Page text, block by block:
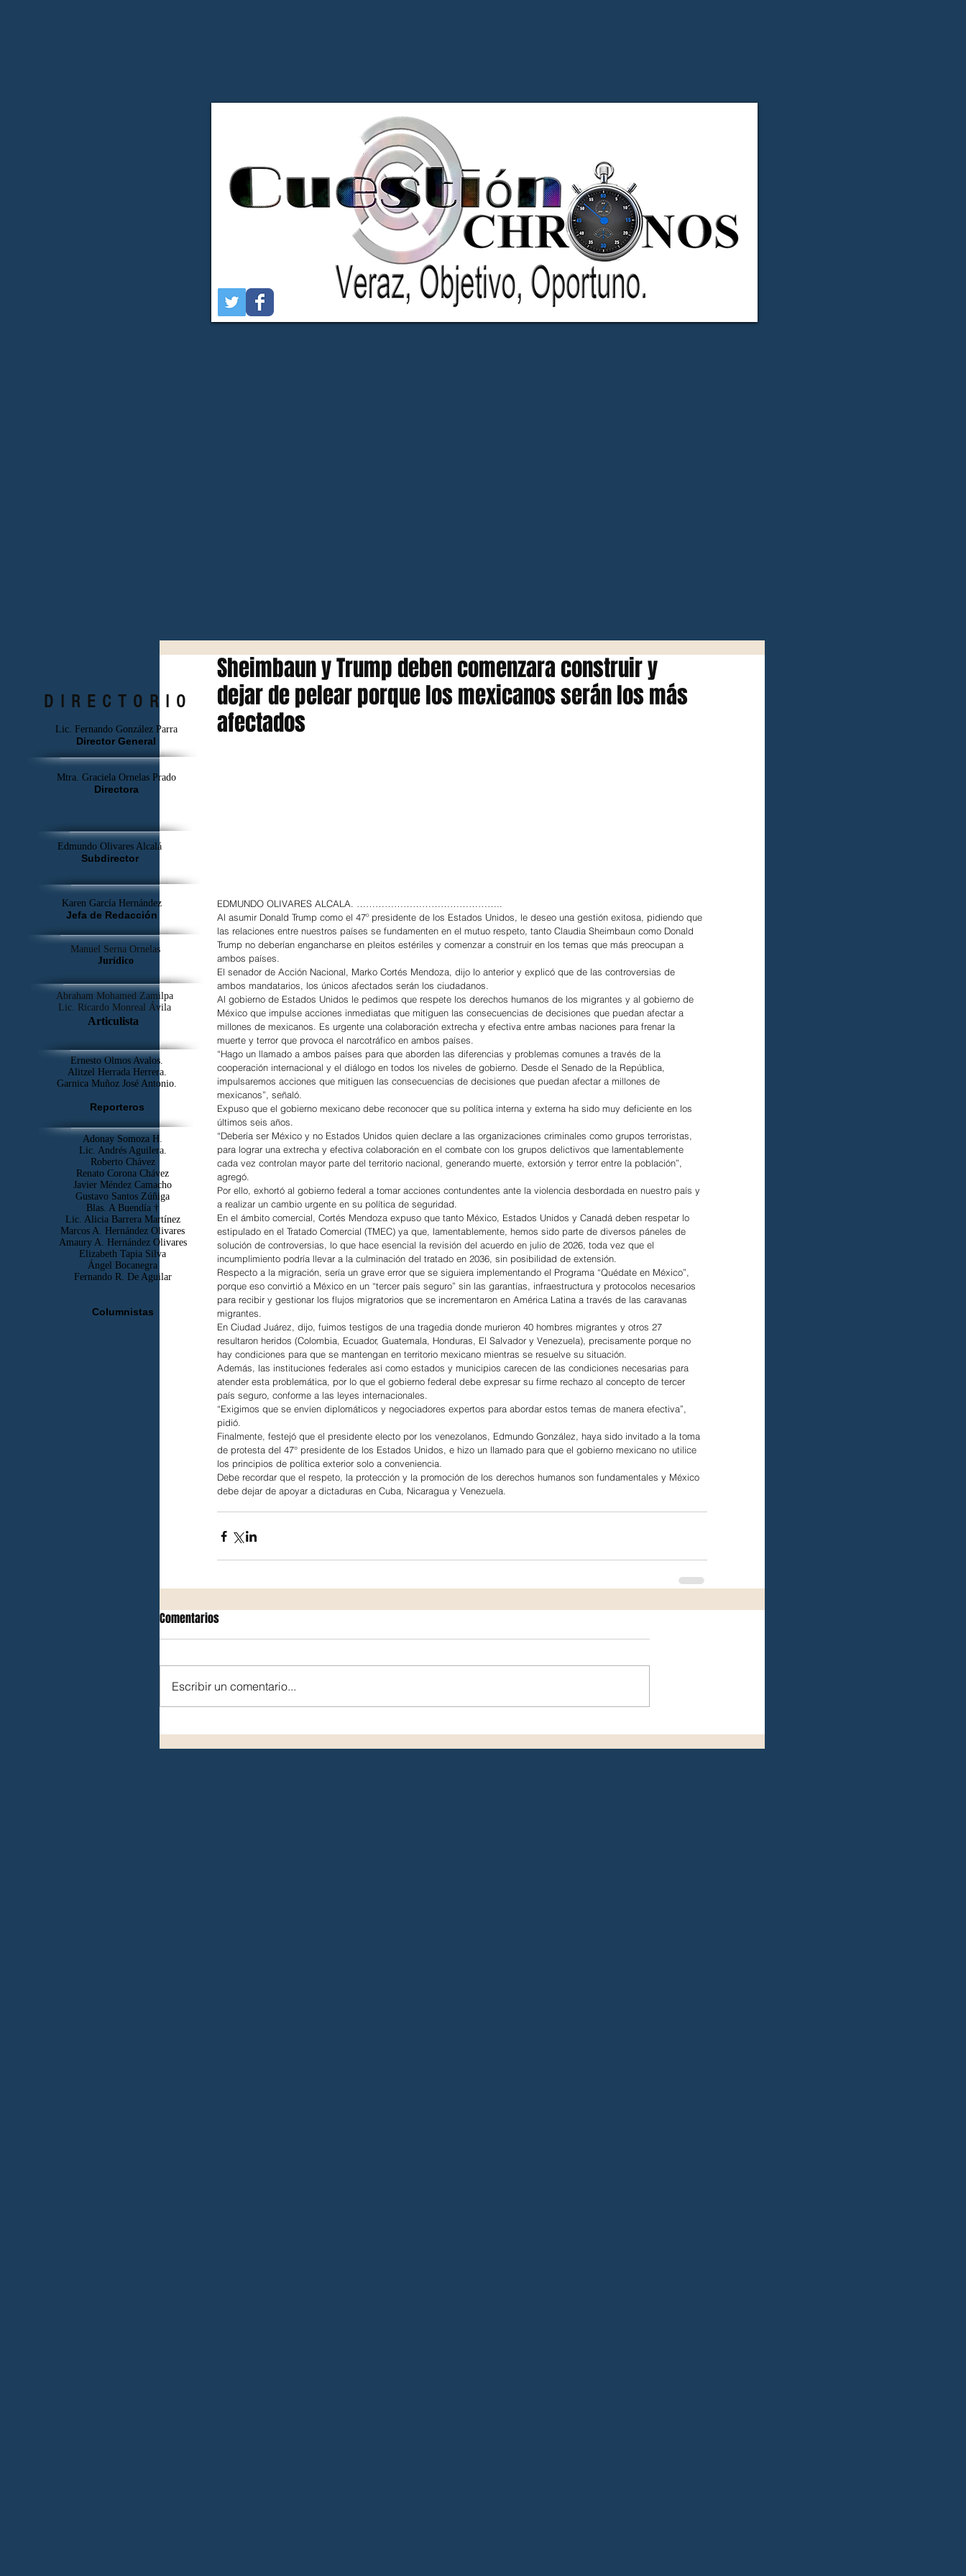
Sheimbaun y Trump deben comenzara construir y
dejar de pelear porque los mexicanos serán los más
afectados
EDMUNDO OLIVARES ALCALA. ………………………………………..
Al asumir Donald Trump como el 47º presidente de los Estados Unidos, le deseo una gestión exitosa, pidiendo que
las relaciones entre nuestros países se fundamenten en el mutuo respeto, tanto Claudia Sheimbaun como Donald
Trump no deberían engancharse en pleitos estériles y comenzar a construir en los temas que más preocupan a
ambos países.
El senador de Acción Nacional, Marko Cortés Mendoza, dijo lo anterior y explicó que de las controversias de
ambos mandatarios, los únicos afectados serán los ciudadanos.
Al gobierno de Estados Unidos le pedimos que respete los derechos humanos de los migrantes y al gobierno de
México que impulse acciones inmediatas que mitiguen las consecuencias de decisiones que puedan afectar a
millones de mexicanos. Es urgente una colaboración extrecha y efectiva entre ambas naciones para frenar la
muerte y terror que provoca el narcotráfico en ambos países.
“Hago un llamado a ambos países para que aborden las diferencias y problemas comunes a través de la
cooperación internacional y el diálogo en todos los niveles de gobierno. Desde el Senado de la República,
impulsaremos acciones que mitiguen las consecuencias de decisiones que puedan afectar a millones de
mexicanos”, señaló.
Expuso que el gobierno mexicano debe reconocer que su política interna y externa ha sido muy deficiente en los
últimos seis años.
“Debería ser México y no Estados Unidos quien declare a las organizaciones criminales como grupos terroristas,
para lograr una extrecha y efectiva colaboración en el combate con los grupos delictivos que lamentablemente
cada vez controlan mayor parte del territorio nacional, generando muerte, extorsión y terror entre la población”,
agregó.
Por ello, exhortó al gobierno federal a tomar acciones contundentes ante la violencia desbordada en nuestro país y
a realizar un cambio urgente en su política de seguridad.
En el ámbito comercial, Cortés Mendoza expuso que tanto México, Estados Unidos y Canadá deben respetar lo
estipulado en el Tratado Comercial (TMEC) ya que, lamentablemente, hemos sido parte de diversos páneles de
solución de controversias, lo que hace esencial la revisión del acuerdo en julio de 2026, toda vez que el
incumplimiento podría llevar a la culminación del tratado en 2036, sin posibilidad de extensión.
Respecto a la migración, sería un grave error que se siguiera implementando el Programa “Quédate en México”,
porque eso convirtió a México en un “tercer país seguro” sin las garantías, infraestructura y protocolos necesarios
para recibir y gestionar los flujos migratorios que se incrementaron en América Latina a través de las caravanas
migrantes.
En Ciudad Juárez, dijo, fuimos testigos de una tragedia donde murieron 40 hombres migrantes y otros 27
resultaron heridos (Colombia, Ecuador, Guatemala, Honduras, El Salvador y Venezuela), precisamente porque no
hay condiciones para que se mantengan en territorio mexicano mientras se resuelve su situación.
Además, las instituciones federales así como estados y municipios carecen de las condiciones necesarias para
atender esta problemática, por lo que el gobierno federal debe expresar su firme rechazo al concepto de tercer
país seguro, conforme a las leyes internacionales.
“Exigimos que se envíen diplomáticos y negociadores expertos para abordar estos temas de manera efectiva”,
pidió.
Finalmente, festejó que el presidente electo por los venezolanos, Edmundo González, haya sido invitado a la toma
de protesta del 47° presidente de los Estados Unidos, e hizo un llamado para que el gobierno mexicano no utilice
los principios de política exterior solo a conveniencia.
Debe recordar que el respeto, la protección y la promoción de los derechos humanos son fundamentales y México
debe dejar de apoyar a dictaduras en Cuba, Nicaragua y Venezuela.
Comentarios
Escribir un comentario...
DIRECTORIO
Lic. Fernando González Parra
Director General
Mtra. Graciela Ornelas Prado
Directora
Edmundo Olivares Alcalá
Subdirector
Karen García Hernández
Jefa de Redacción
Manuel Serna Ornelas
Jurídico
Abraham Mohamed Zamilpa
Lic. Ricardo Monreal Ávila
Articulista
Ernesto Olmos Avalos.
Alitzel Herrada Herrera.
Garnica Muñoz José Antonio.
Reporteros
Adonay Somoza H.
Lic. Andrés Aguilera.
Roberto Chávez
Renato Corona Chávez
Javier Méndez Camacho
Gustavo Santos Zúñiga
Blas. A Buendía †
​Lic. Alicia Barrera Martínez
Marcos A. Hernández Olivares
Amaury A. Hernández Olivares
Elizabeth Tapia Silva
Ángel Bocanegra
Fernando R. De Aguilar
Columnistas